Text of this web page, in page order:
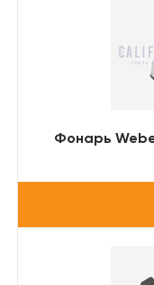
Фонарь